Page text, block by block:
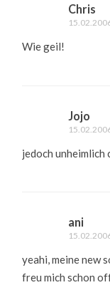
Chris
Wie geil!
Jojo
jedoch unheimlich
ani
yeahi, meine new
freu mich schon